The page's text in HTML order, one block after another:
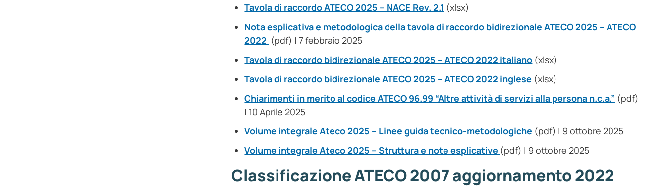
Tavola di raccordo ATECO 2025 – NACE Rev. 2.1 (xlsx)
Nota esplicativa e metodologica della tavola di raccordo bidirezionale ATECO 2025 – ATECO
2022 (pdf) | 7 febbraio 2025
Tavola di raccordo bidirezionale ATECO 2025 – ATECO 2022 italiano (xlsx)
Tavola di raccordo bidirezionale ATECO 2025 – ATECO 2022 inglese (xlsx)
Chiarimenti in merito al codice ATECO 96.99 “Altre attività di servizi alla persona n.c.a.” (pdf)
| 10 Aprile 2025
Volume integrale Ateco 2025 – Linee guida tecnico-metodologiche (pdf) | 9 ottobre 2025
Volume integrale Ateco 2025 – Struttura e note esplicative (pdf) | 9 ottobre 2025
Classificazione ATECO 2007 aggiornamento 2022